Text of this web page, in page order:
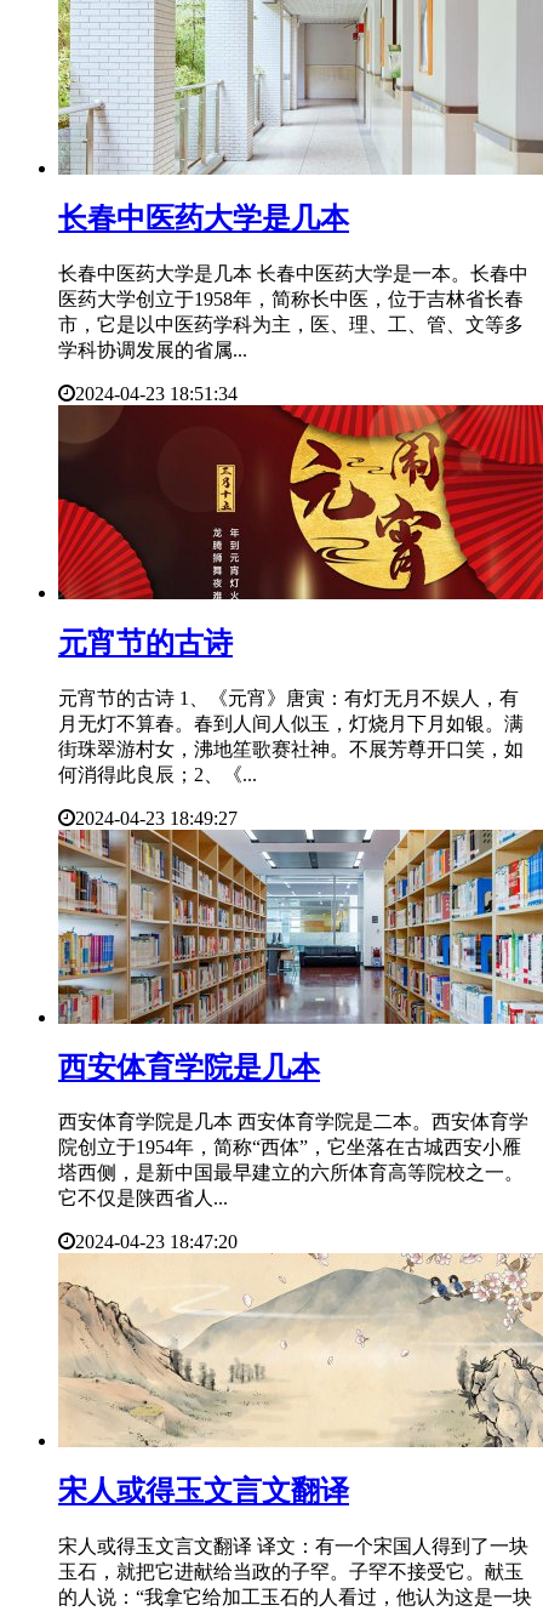
​长春中医药大学是几本
长春中医药大学是几本 长春中医药大学是一本。长春中
医药大学创立于1958年，简称长中医，位于吉林省长春
市，它是以中医药学科为主，医、理、工、管、文等多
学科协调发展的省属...
2024-04-23 18:51:34
​元宵节的古诗
元宵节的古诗 1、《元宵》唐寅：有灯无月不娱人，有
月无灯不算春。春到人间人似玉，灯烧月下月如银。满
街珠翠游村女，沸地笙歌赛社神。不展芳尊开口笑，如
何消得此良辰；2、《...
2024-04-23 18:49:27
​西安体育学院是几本
西安体育学院是几本 西安体育学院是二本。西安体育学
院创立于1954年，简称“西体”，它坐落在古城西安小雁
塔西侧，是新中国最早建立的六所体育高等院校之一。
它不仅是陕西省人...
2024-04-23 18:47:20
​宋人或得玉文言文翻译
宋人或得玉文言文翻译 译文：有一个宋国人得到了一块
玉石，就把它进献给当政的子罕。子罕不接受它。献玉
的人说：“我拿它给加工玉石的人看过，他认为这是一块